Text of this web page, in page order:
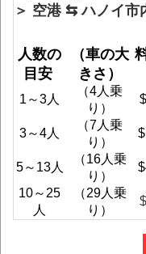
＞ 空港 ⇆ ハノイ市
人数の
目安
（車の大
きさ）
1～3人
（4人乗
り）
3～4人
（7人乗
り）
5～13人
（16人乗
り）
10～25
人
（29人乗
り）